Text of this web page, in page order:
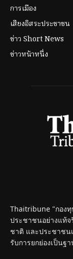
การเมือง
เสียงอิสระประชาชน
ข่าว Short News
ข่าวหน้าหนึ่ง
Thaitribune "กอง
ประชาชนอย่างแท้
ชาติ และประชาช
รับการยกย่องเป็นฐ